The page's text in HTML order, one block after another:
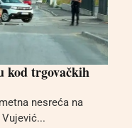
kod trgovačkih
nesreća na